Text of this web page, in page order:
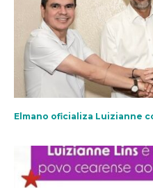
Elmano oficializa Luizianne